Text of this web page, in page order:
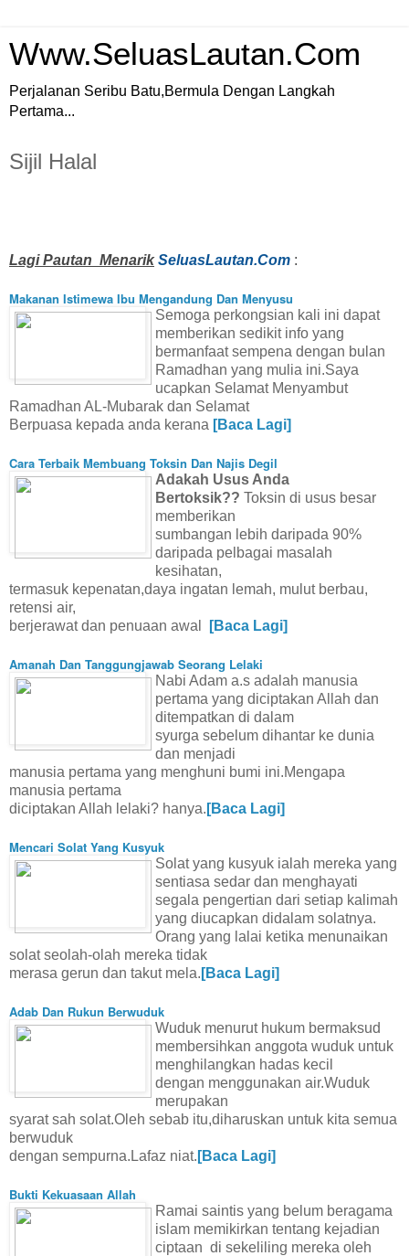
Www.SeluasLautan.Com
Perjalanan Seribu Batu,Bermula Dengan Langkah
Pertama...
Sijil Halal
Lagi Pautan Menarik SeluasLautan.Com :
Makanan Istimewa Ibu Mengandung Dan Menyusu
Semoga perkongsian kali ini dapat
memberikan sedikit info yang
bermanfaat sempena dengan bulan
Ramadhan yang mulia ini.Saya
ucapkan Selamat Menyambut
Ramadhan AL-Mubarak dan Selamat
Berpuasa kepada anda kerana [Baca Lagi]
Cara Terbaik Membuang Toksin Dan Najis Degil
Adakah Usus Anda
Bertoksik?? Toksin di usus besar
memberikan
sumbangan lebih daripada 90%
daripada pelbagai masalah
kesihatan,
termasuk kepenatan,daya ingatan lemah, mulut berbau,
retensi air,
berjerawat dan penuaan awal
[Baca Lagi]
Amanah Dan Tanggungjawab Seorang Lelaki
Nabi Adam a.s adalah manusia
pertama yang diciptakan Allah dan
ditempatkan di dalam
syurga sebelum dihantar ke dunia
dan menjadi
manusia pertama yang menghuni bumi ini.Mengapa
manusia pertama
diciptakan Allah lelaki? hanya. [Baca Lagi]
Mencari Solat Yang Kusyuk
Solat yang kusyuk ialah mereka yang
sentiasa sedar dan menghayati
segala pengertian dari setiap kalimah
yang diucapkan didalam solatnya.
Orang yang lalai ketika menunaikan
solat seolah-olah mereka tidak
merasa gerun dan takut mela. [Baca Lagi]
Adab Dan Rukun Berwuduk
Wuduk menurut hukum bermaksud
membersihkan anggota wuduk untuk
menghilangkan hadas kecil
dengan menggunakan air.Wuduk
merupakan
syarat sah solat.Oleh sebab itu,diharuskan untuk kita semua
berwuduk
dengan sempurna.Lafaz niat. [Baca Lagi]
Bukti Kekuasaan Allah
Ramai saintis yang belum beragama
islam memikirkan tentang kejadian
ciptaan di sekeliling mereka oleh